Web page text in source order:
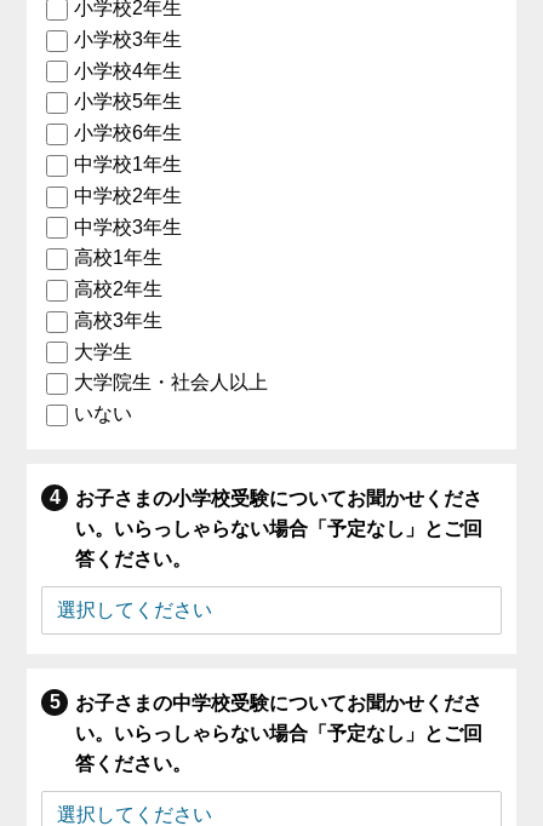
小学校2年生
小学校3年生
小学校4年生
小学校5年生
小学校6年生
中学校1年生
中学校2年生
中学校3年生
高校1年生
高校2年生
高校3年生
大学生
大学院生・社会人以上
いない
お子さまの小学校受験についてお聞かせくださ
い。いらっしゃらない場合「予定なし」とご回
答ください。
お子さまの中学校受験についてお聞かせくださ
い。いらっしゃらない場合「予定なし」とご回
答ください。